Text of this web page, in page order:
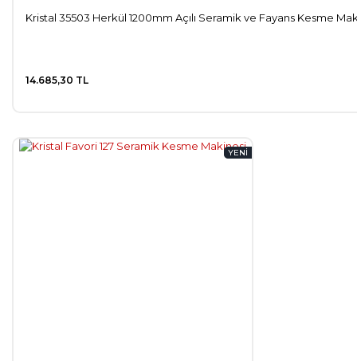
Kristal 35503 Herkül 1200mm Açılı Seramik ve Fayans Kesme
14.685,30 TL
YENİ